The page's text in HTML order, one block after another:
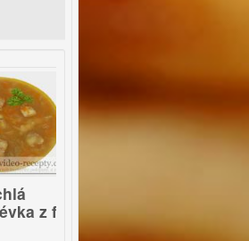
kuřecími kousky po
francouzsku